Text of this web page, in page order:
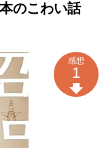
のこわい話
感想
1